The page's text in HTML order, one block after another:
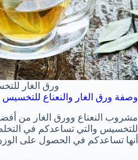
ورق الغار
وصفة ورق الغار والنعناع للتخسيس
مشروب النعناع وورق الغار من
للتخسيس والتي تساعدكم في
أنها تساعدكم في الحصول على